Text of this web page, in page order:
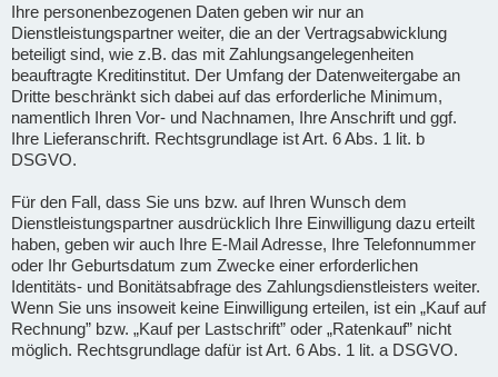
Ihre personenbezogenen Daten geben wir nur an
Dienstleistungspartner weiter, die an der Vertragsabwicklung
beteiligt sind, wie z.B. das mit Zahlungsangelegenheiten
beauftragte Kreditinstitut. Der Umfang der Datenweitergabe an
Dritte beschränkt sich dabei auf das erforderliche Minimum,
namentlich Ihren Vor- und Nachnamen, Ihre Anschrift und ggf.
Ihre Lieferanschrift. Rechtsgrundlage ist Art. 6 Abs. 1 lit. b
DSGVO.
Für den Fall, dass Sie uns bzw. auf Ihren Wunsch dem
Dienstleistungspartner ausdrücklich Ihre Einwilligung dazu erteilt
haben, geben wir auch Ihre E-Mail Adresse, Ihre Telefonnummer
oder Ihr Geburtsdatum zum Zwecke einer erforderlichen
Identitäts- und Bonitätsabfrage des Zahlungsdienstleisters weiter.
Wenn Sie uns insoweit keine Einwilligung erteilen, ist ein „Kauf auf
Rechnung” bzw. „Kauf per Lastschrift” oder „Ratenkauf” nicht
möglich. Rechtsgrundlage dafür ist Art. 6 Abs. 1 lit. a DSGVO.